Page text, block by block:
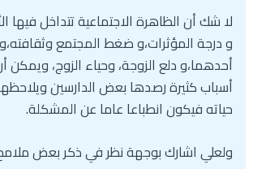
لا شك أن الظاهرة الاجتماعية تتداخل فيها
و درجة المؤثرات،و ضغط المجتمع وثقافته،و
أحدهما،و دلع الزوجة، وحياء الزوج،
أسباب كثيرة رصدها بعض الدارسين
حياته فيكون انطباعا عاما عن المشكلة.
ولعلي اشارك بوجهة نظر في ذكر بعض